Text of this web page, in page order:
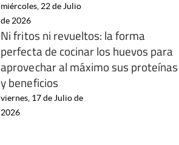
miércoles, 22 de Julio
de 2026
Ni fritos ni revueltos: la forma
perfecta de cocinar los huevos para
aprovechar al máximo sus proteínas
y beneficios
viernes, 17 de Julio de
2026